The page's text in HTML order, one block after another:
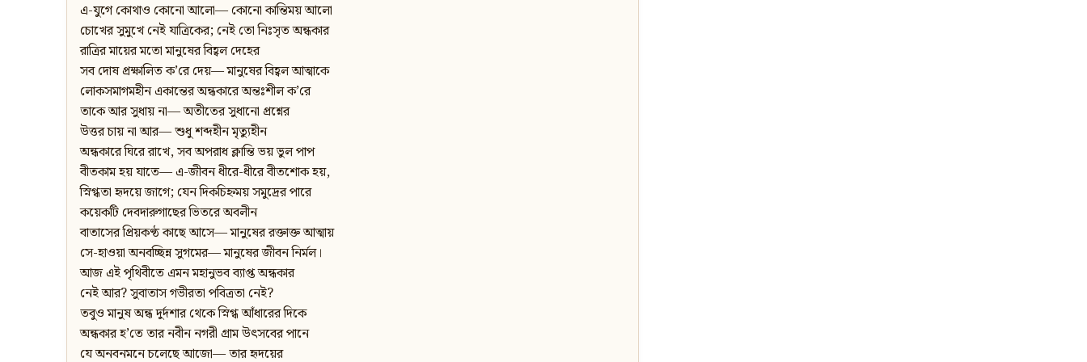
এ-যুগে কোথাও কোনো আলো— কোনো কান্তিময় আলো
চোখের সুমুখে নেই যাত্রিকের; নেই তো নিঃসৃত অন্ধকার
রাত্রির মায়ের মতো মানুষের বিহ্বল দেহের
সব দোষ প্রক্ষালিত ক’রে দেয়— মানুষের বিহ্বল আত্মাকে
লোকসমাগমহীন একান্তের অন্ধকারে অন্তঃশীল ক’রে
তাকে আর সুধায় না— অতীতের সুধানো প্রশ্নের
উত্তর চায় না আর— শুধু শব্দহীন মৃত্যুহীন
অন্ধকারে ঘিরে রাখে, সব অপরাধ ক্লান্তি ভয় ভুল পাপ
বীতকাম হয় যাতে— এ-জীবন ধীরে-ধীরে বীতশোক হয়,
স্নিগ্ধতা হৃদয়ে জাগে; যেন দিকচিহ্নময় সমুদ্রের পারে
কয়েকটি দেবদারুগাছের ভিতরে অবলীন
বাতাসের প্রিয়কণ্ঠ কাছে আসে— মানুষের রক্তাক্ত আত্মায়
সে-হাওয়া অনবচ্ছিন্ন সুগমের— মানুষের জীবন নির্মল।
আজ এই পৃথিবীতে এমন মহানুভব ব্যাপ্ত অন্ধকার
নেই আর? সুবাতাস গভীরতা পবিত্রতা নেই?
তবুও মানুষ অন্ধ দুর্দশার থেকে স্নিগ্ধ আঁধারের দিকে
অন্ধকার হ’তে তার নবীন নগরী গ্রাম উৎসবের পানে
যে অনবনমনে চলেছে আজো— তার হৃদয়ের